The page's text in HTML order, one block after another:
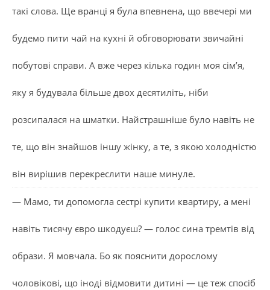
такі слова. Ще вранці я була впевнена, що ввечері ми
будемо пити чай на кухні й обговорювати звичайні
побутові справи. А вже через кілька годин моя сім’я,
яку я будувала більше двох десятиліть, ніби
розсипалася на шматки. Найстрашніше було навіть не
те, що він знайшов іншу жінку, а те, з якою холодністю
він вирішив перекреслити наше минуле.
— Мамо, ти допомогла сестрі купити квартиру, а мені
навіть тисячу євро шкодуєш? — голос сина тремтів від
образи. Я мовчала. Бо як пояснити дорослому
чоловікові, що іноді відмовити дитині — це теж спосіб